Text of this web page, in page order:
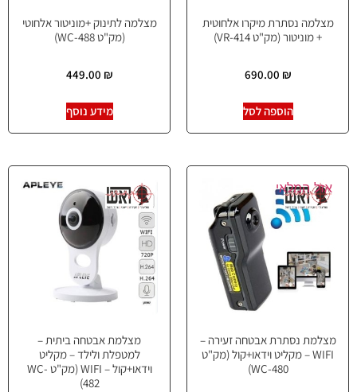
מצלמה נסתרת מיקרו אלחוטית
+ מוניטור (מק"ט VR-414)
690.00 ₪
הוספה לסל
מצלמה לתינוק +מוניטור אלחוטי
(מק"ט WC-488)
449.00 ₪
מידע נוסף
אזל המלאי
מצלמת נסתרת אבטחה זעירה –
WIFI – מקליט וידאו+קול (מק"ט
WC-480)
מצלמת אבטחה ביתית –
למטפלת ולילד – מקליט
וידאו+קול – WIFI (מק"ט WC-
482)